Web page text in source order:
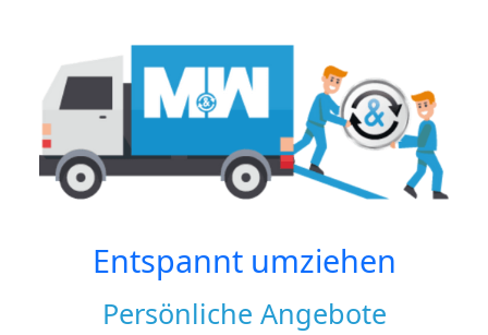
Entspannt umziehen
Persönliche Angebote